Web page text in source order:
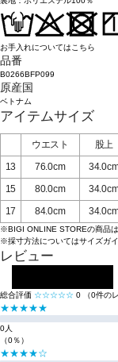
お手入れについてはこちら
品番
B0266BFP099
原産国
ベトナム
アイテムサイズ
ウエスト 股上
13
76.0cm
15
80.0cm
17
84.0cm
※BIGI ONLINE STOREの商品は
※採寸方法についてはサイズガ
レビュー
総合評価 ☆☆☆☆☆ 0 （0件の
★★★★★
0人
（0％）
★★★★☆